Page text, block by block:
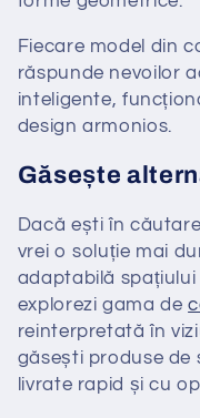
Fiecare model din
răspunde nevoilor
inteligente,
design armonios.
Găsește
Dacă ești în
vrei o soluție mai
adaptabilă
explorezi gama de
reinterpretată în
găsești produse de
livrate rapid și cu